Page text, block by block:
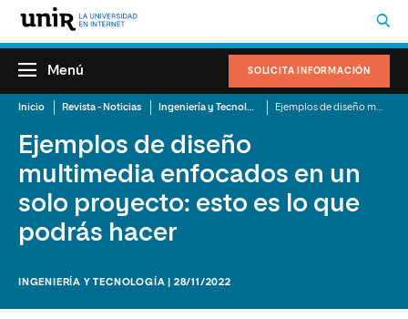
SOLICITA INFORMACIÓN
Menú
Inicio Revista - Noticias Ingeniería y Tecnología
Ejemplos de diseño
multimedia enfocados en un
solo proyecto: esto es lo que
podrás hacer
INGENIERÍA Y TECNOLOGÍA | 28/11/2022